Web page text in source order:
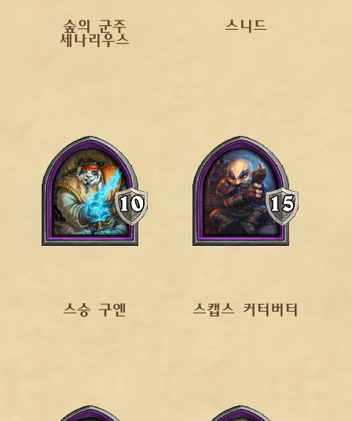
숲의 군주
세나리우스
스니드
스승 구옌 스캡스 커터버터